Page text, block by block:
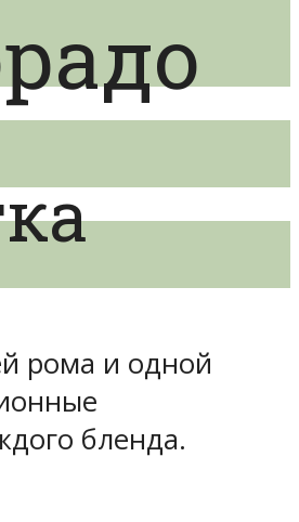
рома и одной
бленда.